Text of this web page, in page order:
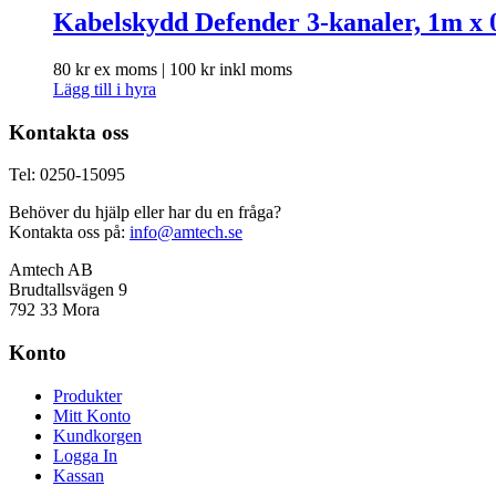
Kabelskydd Defender 3-kanaler, 1m x
80 krex moms | 100 krinkl moms
Lägg till i hyra
Kontakta oss
Tel: 0250-15095
Behöver du hjälp eller har du en fråga?
Kontakta oss på: info@amtech.se
Amtech AB
Brudtallsvägen 9
792 33 Mora
Konto
Produkter
Mitt Konto
Kundkorgen
Logga In
Kassan